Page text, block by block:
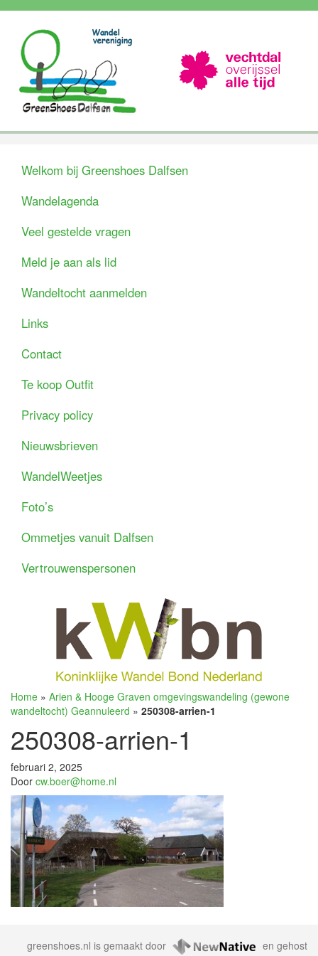
Welkom bij Greenshoes Dalfsen
Wandelagenda
Veel gestelde vragen
Meld je aan als lid
Wandeltocht aanmelden
Links
Contact
Te koop Outfit
Privacy policy
Nieuwsbrieven
WandelWeetjes
Foto’s
Ommetjes vanuit Dalfsen
Vertrouwenspersonen
Home » Arien & Hooge Graven omgevingswandeling (gewone
wandeltocht) Geannuleerd » 250308-arrien-1
250308-arrien-1
februari 2, 2025
Door cw.boer@home.nl
greenshoes.nl is gemaakt door en gehost